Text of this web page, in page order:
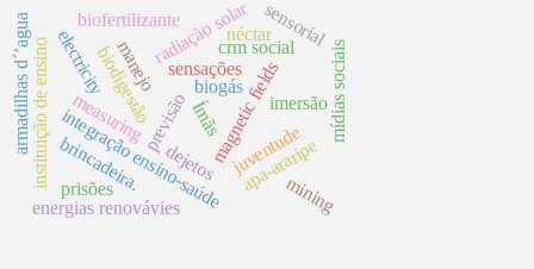
integração ensino-saúde
biogás
measuring magnetic fields
sensações
imersão
radiação solar
energias renovávies
previsão
instituição de ensino mídias sociais
crm social
biodigestão
biofertilizante
dejetos juventude
Ímãs
brincadeira. apa-araripe
armadilhas d´’agua electricity
sensorial
prisões mining
manejo
néctar